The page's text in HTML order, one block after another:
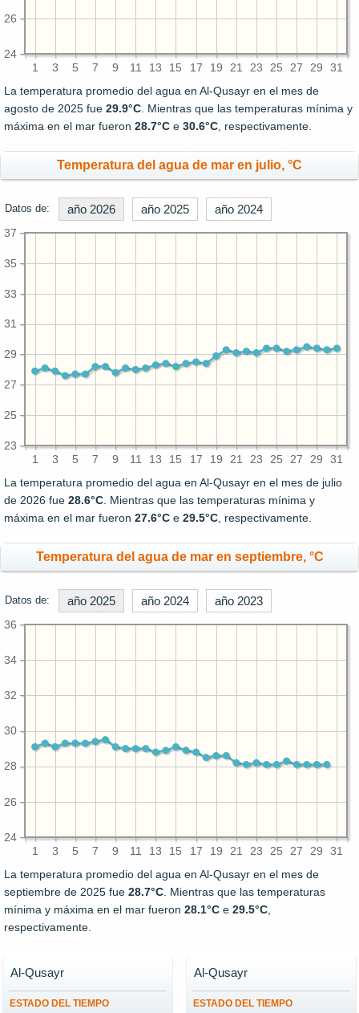
1 3 5 7 9 11 13 15 17 19 21 23 25 27 29 31
24
26
La temperatura promedio del agua en Al-Qusayr en el mes de
agosto de 2025 fue 29.9°C. Mientras que las temperaturas mínima y
máxima en el mar fueron 28.7°C e 30.6°C, respectivamente.
Temperatura del agua de mar en julio, °C
Datos de: año 2026 año 2025 año 2024
1 3 5 7 9 11 13 15 17 19 21 23 25 27 29 31
23
25
27
29
31
33
35
37
La temperatura promedio del agua en Al-Qusayr en el mes de julio
de 2026 fue 28.6°C. Mientras que las temperaturas mínima y
máxima en el mar fueron 27.6°C e 29.5°C, respectivamente.
Temperatura del agua de mar en septiembre, °C
Datos de: año 2025 año 2024 año 2023
1 3 5 7 9 11 13 15 17 19 21 23 25 27 29 31
24
26
28
30
32
34
36
La temperatura promedio del agua en Al-Qusayr en el mes de
septiembre de 2025 fue 28.7°C. Mientras que las temperaturas
mínima y máxima en el mar fueron 28.1°C e 29.5°C,
respectivamente.
ESTADO DEL TIEMPO
Al-Qusayr
ESTADO DEL TIEMPO
Al-Qusayr